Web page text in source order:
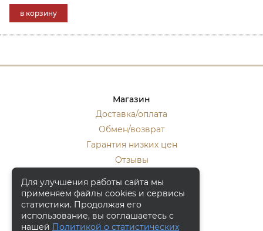
в корзину
Магазин
Доставка/оплата
Обмен/возврат
Гарантия низких цен
Отзывы
Контакты
Москва, ул. Кулакова 20, к.1.
Для улучшения работы сайта мы
применяем файлы cookies и сервисы
статистики. Продолжая его
использование, вы соглашаетесь с
нашей Политикой о статистических